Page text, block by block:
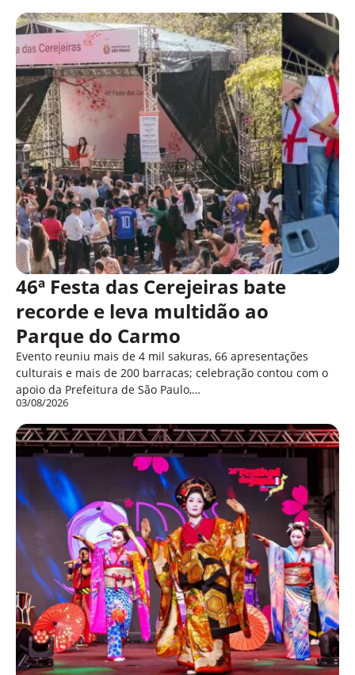
46ª Festa das Cerejeiras bate
recorde e leva multidão ao
Parque do Carmo
Evento reuniu mais de 4 mil sakuras, 66 apresentações
culturais e mais de 200 barracas; celebração contou com o
apoio da Prefeitura de São Paulo,…
03/08/2026